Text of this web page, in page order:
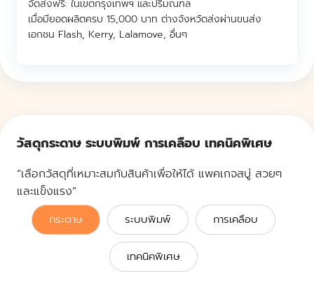
จัดส่งฟรี: ในเขตกรุงเทพฯ และปริมณฑล
เมื่อมียอดผลิตครบ 15,000 บาท ต่างจังหวัดส่งผ่านขนส่ง
เอกชน Flash, Kerry, Lalamove, อื่นๆ
วัสดุกระดาษ ระบบพิมพ์ การเคลือบ เทคนิคพิเศษ
“เลือกวัสดุที่เหมาะสมกับสินค้าเพื่อให้ได้ แพคเกจสบู่ สวยๆ
และแข็งแรง”
กระดาษ ระบบพิมพ์ การเคลือบ
เทคนิคพิเศษ